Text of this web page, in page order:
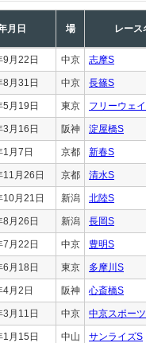
月日 場 レース
9月22日 中京 志摩S
8月31日 中京 長篠S
5月19日 東京 フリーウェイ
3月16日 阪神 淀屋橋S
月7日 京都 新春S
11月26日 京都 清水S
10月21日 新潟 北陸S
8月26日 新潟 長岡S
7月22日 中京 豊明S
6月18日 東京 多摩川S
月2日 阪神 心斎橋S
3月11日 中京 中京スポーツ
1月15日 中山 サンライズS